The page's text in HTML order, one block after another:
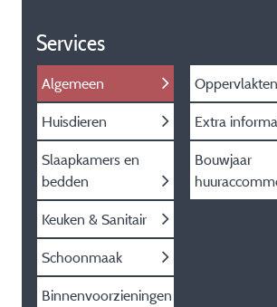
Services
Algemeen
Huisdieren
Slaapkamers en
bedden
Keuken & Sanitair
Schoonmaak
Binnenvoorzieningen
Oppervlakten
Extra
Bouwjaar